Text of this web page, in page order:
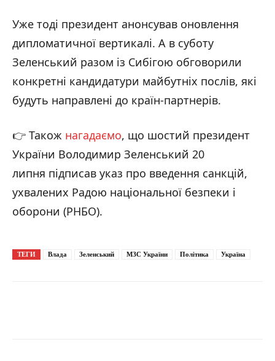
Уже тоді президент анонсував оновлення
дипломатичної вертикалі. А в суботу
Зеленський разом із Сибігою обговорили
конкретні кандидатури майбутніх послів, які
будуть направлені до країн-партнерів.
👉 Також нагадаємо, що шостий президент
України Володимир Зеленський 20
липня підписав указ про введення санкцій,
ухвалених Радою національної безпеки і
оборони (РНБО).
ТЕГИ Влада Зеленський МЗС України Політика Україна